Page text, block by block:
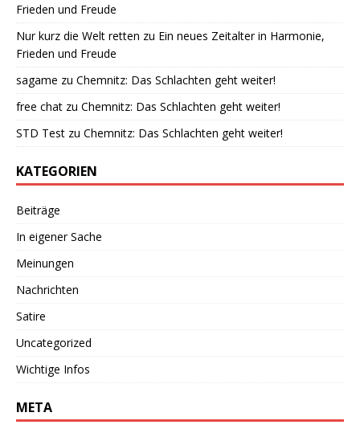
Frieden und Freude
Nur kurz die Welt retten zu Ein neues Zeitalter in Harmonie,
Frieden und Freude
sagame zu Chemnitz: Das Schlachten geht weiter!
free chat zu Chemnitz: Das Schlachten geht weiter!
STD Test zu Chemnitz: Das Schlachten geht weiter!
KATEGORIEN
Beiträge
In eigener Sache
Meinungen
Nachrichten
Satire
Uncategorized
Wichtige Infos
META